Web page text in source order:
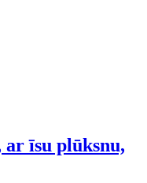
ar īsu plūksnu,